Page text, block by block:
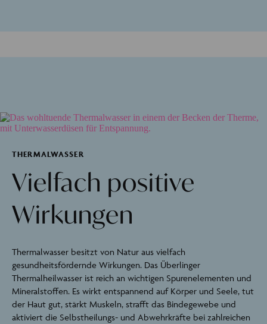
THERMALWASSER
Vielfach positive
Wirkungen
Thermalwasser besitzt von Natur aus vielfach
gesundheitsfördernde Wirkungen. Das Überlinger
Thermalheilwasser ist reich an wichtigen Spurenelementen und
Mineralstoffen. Es wirkt entspannend auf Körper und Seele, tut
der Haut gut, stärkt Muskeln, strafft das Bindegewebe und
aktiviert die Selbstheilungs- und Abwehrkräfte bei zahlreichen